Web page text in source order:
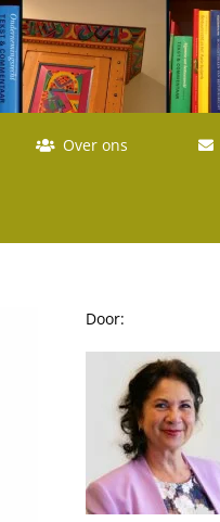
Over ons
Door: